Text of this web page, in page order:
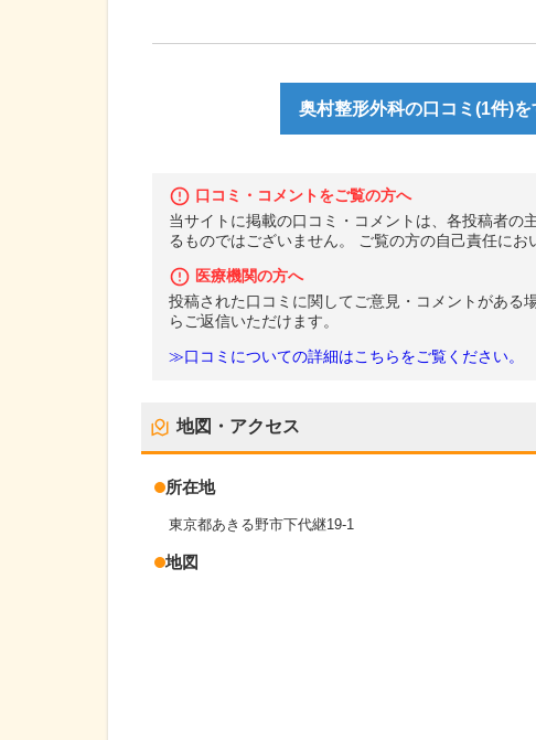
奥村整形外科の口コミ(1件)を
口コミ・コメントをご覧の方へ
当サイトに掲載の口コミ・コメントは、各投稿者の
るものではございません。 ご覧の方の自己責任にお
医療機関の方へ
投稿された口コミに関してご意見・コメントがある
らご返信いただけます。
≫口コミについての詳細はこちらをご覧ください。
地図・アクセス
所在地
東京都あきる野市下代継19-1
地図